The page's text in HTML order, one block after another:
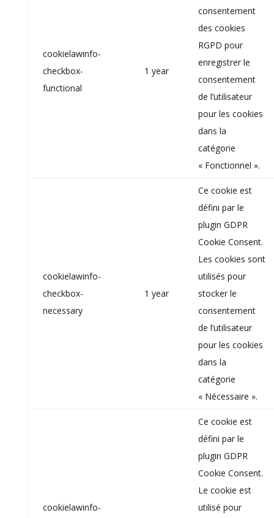
cookielawinfo-
checkbox-
functional
1 year
consentement
des cookies
RGPD pour
enregistrer le
consentement
de l’utilisateur
pour les cookies
dans la
catégorie
« Fonctionnel ».
cookielawinfo-
checkbox-
necessary
1 year
Ce cookie est
défini par le
plugin GDPR
Cookie Consent.
Les cookies sont
utilisés pour
stocker le
consentement
de l’utilisateur
pour les cookies
dans la
catégorie
« Nécessaire ».
cookielawinfo-
Ce cookie est
défini par le
plugin GDPR
Cookie Consent.
Le cookie est
utilisé pour